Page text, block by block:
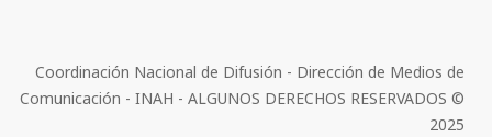
Coordinación Nacional de Difusión - Dirección de Medios de
Comunicación - INAH - ALGUNOS DERECHOS RESERVADOS ©
2025